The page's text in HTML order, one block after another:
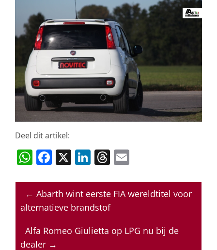
Deel dit artikel:
W
at
s
p
F
c
e
o
X Li
k
e
n
T
re
a
s
ai
l
← Abarth wint eerste FIA wereldtitel voor
alternatieve brandstof
Alfa Romeo Giulietta op LPG nu bij de
dealer →